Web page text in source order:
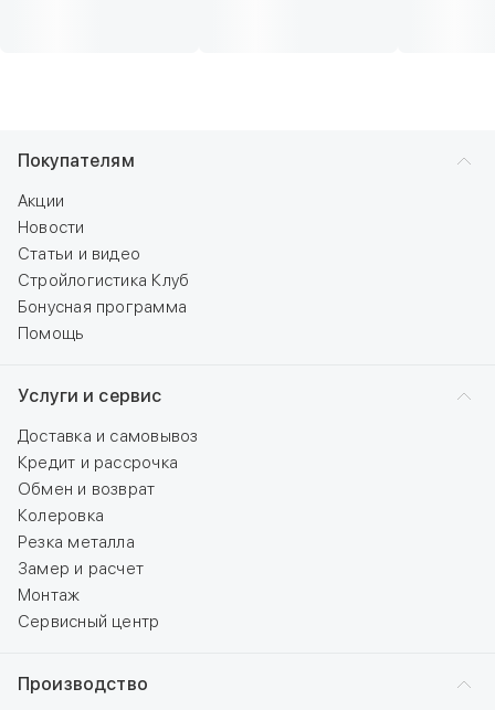
Покупателям
Акции
Новости
Статьи и видео
Стройлогистика Клуб
Бонусная программа
Помощь
Услуги и сервис
Доставка и самовывоз
Кредит и рассрочка
Обмен и возврат
Колеровка
Резка металла
Замер и расчет
Монтаж
Сервисный центр
Производство